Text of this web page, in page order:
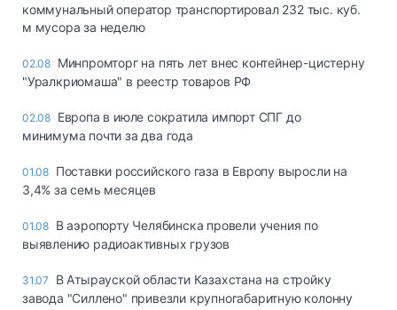
коммунальный оператор транспортировал 232 тыс. куб.
м мусора за неделю
02.08 Минпромторг на пять лет внес контейнер-цистерну
"Уралкриомаша" в реестр товаров РФ
02.08 Европа в июле сократила импорт СПГ до
минимума почти за два года
01.08 Поставки российского газа в Европу выросли на
3,4% за семь месяцев
01.08 В аэропорту Челябинска провели учения по
выявлению радиоактивных грузов
31.07
В Атырауской области Казахстана на стройку
завода "Силлено" привезли крупногабаритную колонну